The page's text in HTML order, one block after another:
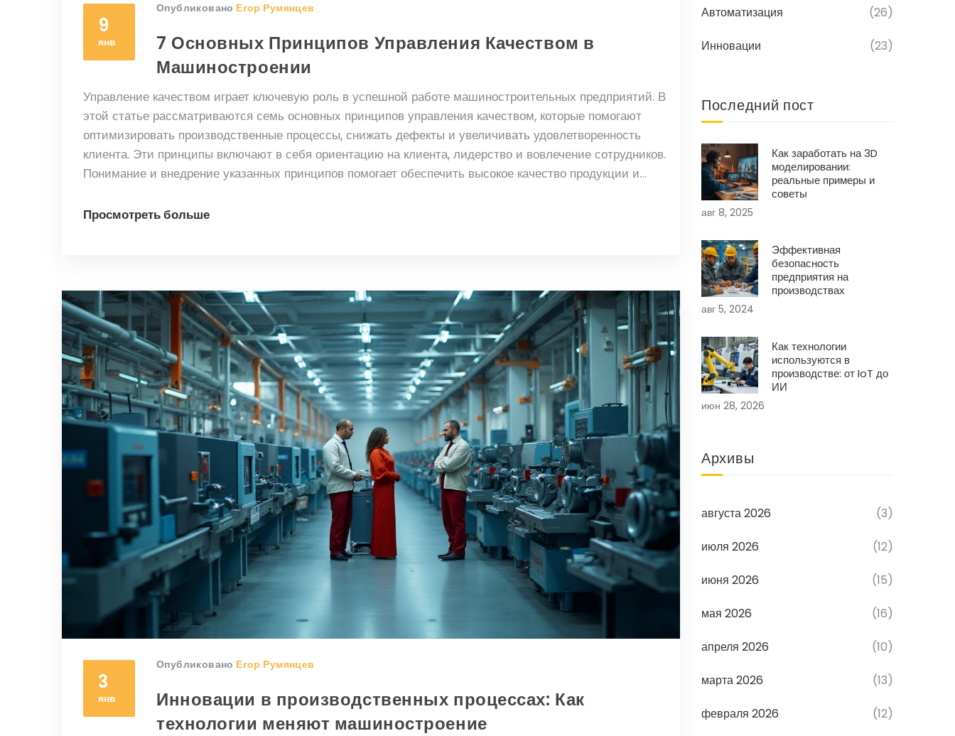
9
янв
Опубликовано Егор Румянцев
7 Основных Принципов Управления Качеством в
Машиностроении
Управление качеством играет ключевую роль в успешной работе машиностроительных предприятий. В
этой статье рассматриваются семь основных принципов управления качеством, которые помогают
оптимизировать производственные процессы, снижать дефекты и увеличивать удовлетворенность
клиента. Эти принципы включают в себя ориентацию на клиента, лидерство и вовлечение сотрудников.
Понимание и внедрение указанных принципов помогает обеспечить высокое качество продукции и
Просмотреть больше
3
янв
Опубликовано Егор Румянцев
Инновации в производственных процессах: Как
технологии меняют машиностроение
Автоматизация (26)
Инновации (23)
Последний пост
Как заработать на 3D
моделировании:
реальные примеры и
советы
авг 8, 2025
Эффективная
безопасность
предприятия на
производствах
авг 5, 2024
Как технологии
используются в
производстве: от IoT до
ИИ
июн 28, 2026
Архивы
августа 2026 (3)
июля 2026 (12)
июня 2026 (15)
мая 2026 (16)
апреля 2026 (10)
марта 2026 (13)
февраля 2026 (12)